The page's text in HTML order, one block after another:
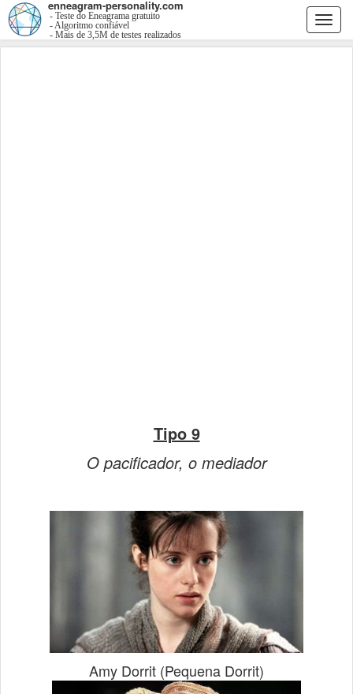
enneagram-personality.com
- Teste do Eneagrama gratuito
- Algoritmo confiável
- Mais de 3,5M de testes realizados
Tipo 9
O pacificador, o mediador
Amy Dorrit (Pequena Dorrit)